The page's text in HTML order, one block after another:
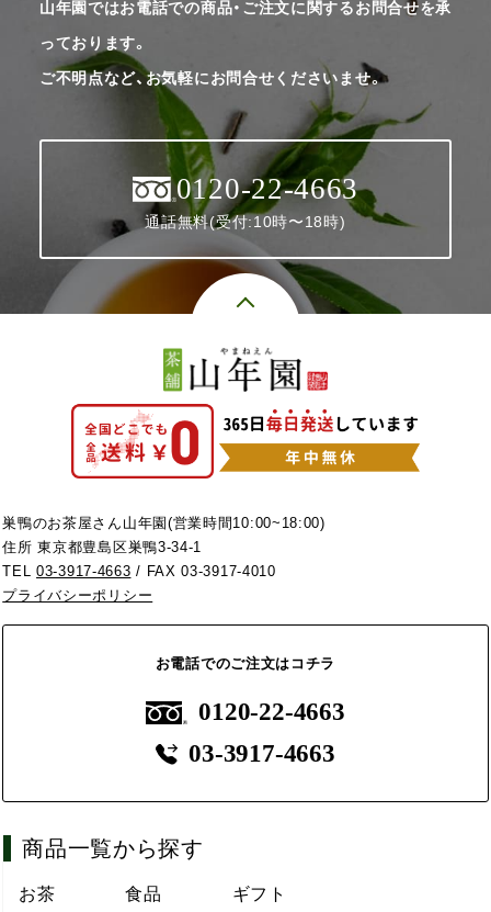
山年園ではお電話での商品・ご注文に関するお問合せを承
っております。
ご不明点など、お気軽にお問合せくださいませ。
0120-22-4663
通話無料(受付:10時〜18時)
巣鴨のお茶屋さん山年園(営業時間10:00~18:00)
住所 東京都豊島区巣鴨3-34-1
TEL03-3917-4663 / FAX 03-3917-4010
プライバシーポリシー
お電話でのご注文はコチラ
0120-22-4663
03-3917-4663
商品一覧から探す
お茶 食品 ギフト